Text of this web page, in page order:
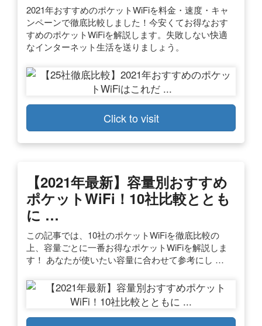
2021年おすすめのポケットWiFiを料金・速度・キャ
ンペーンで徹底比較しました！今安くてお得なおす
すめのポケットWiFiを解説します。失敗しない快適
なインターネット生活を送りましょう。
Click to visit
【2021年最新】容量別おすすめ
ポケットWiFi！10社比較ととも
に …
この記事では、10社のポケットWiFiを徹底比較の
上、容量ごとに一番お得なポケットWiFiを解説しま
す！ あなたが使いたい容量に合わせて参考にし …